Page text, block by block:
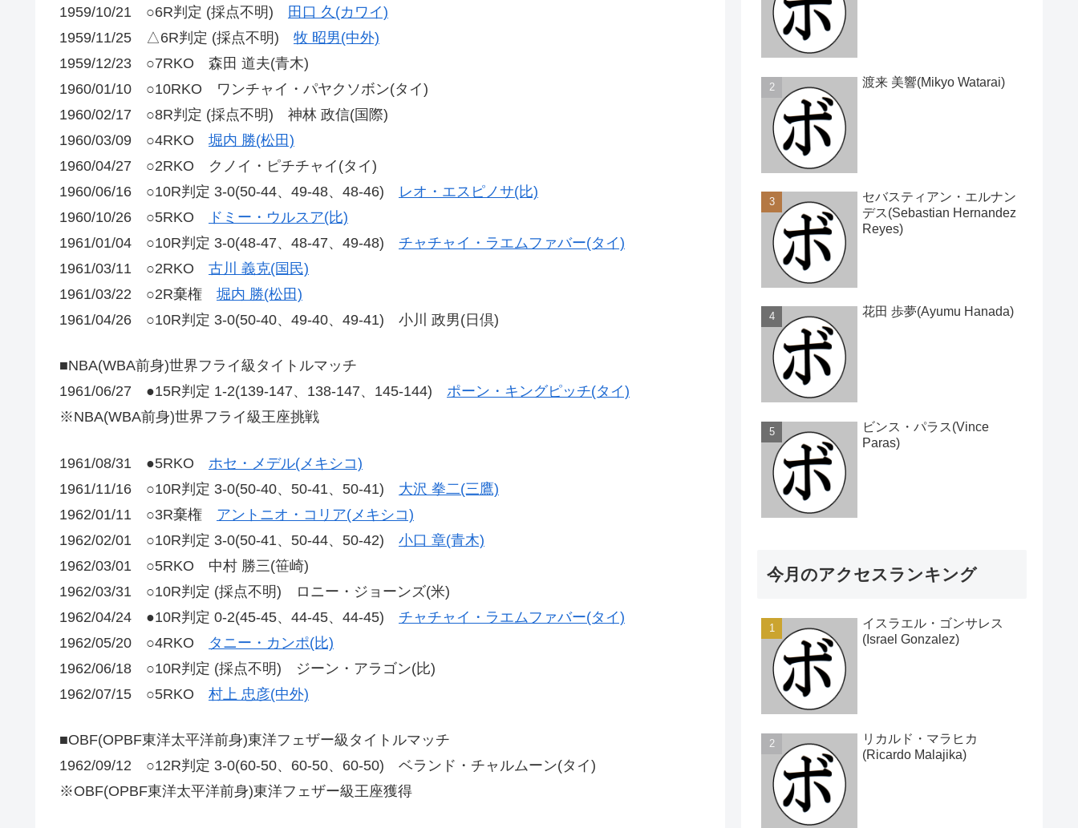
1959/10/21 ○6R判定 (採点不明)
田口 久(カワイ)
1959/11/25 △6R判定 (採点不明) 牧 昭男(中外)
1959/12/23 ○7RKO 森田 道夫(青木)
1960/01/10 ○10RKO ワンチャイ・パヤクソボン(タイ)
1960/02/17 ○8R判定 (採点不明) 神林 政信(国際)
1960/03/09 ○4RKO 堀内 勝(松田)
1960/04/27 ○2RKO クノイ・ピチチャイ(タイ)
1960/06/16 ○10R判定 3-0(50-44、49-48、48-46) レオ・エスピノサ(比)
1960/10/26 ○5RKO
ドミー・ウルスア(比)
1961/01/04 ○10R判定 3-0(48-47、48-47、49-48) チャチャイ・ラエムファバー(タイ)
1961/03/11 ○2RKO 古川 義克(国民)
1961/03/22 ○2R棄権 堀内 勝(松田)
1961/04/26 ○10R判定 3-0(50-40、49-40、49-41) 小川 政男(日倶)
■NBA(WBA前身)世界フライ級タイトルマッチ
1961/06/27 ●15R判定 1-2(139-147、138-147、145-144) ポーン・キングピッチ(タイ)
※NBA(WBA前身)世界フライ級王座挑戦
1961/08/31 ●5RKO ホセ・メデル(メキシコ)
1961/11/16 ○10R判定 3-0(50-40、50-41、50-41) 大沢 拳二(三鷹)
1962/01/11 ○3R棄権 アントニオ・コリア(メキシコ)
1962/02/01 ○10R判定 3-0(50-41、50-44、50-42) 小口 章(青木)
1962/03/01 ○5RKO 中村 勝三(笹崎)
1962/03/31 ○10R判定 (採点不明) ロニー・ジョーンズ(米)
1962/04/24 ●10R判定 0-2(45-45、44-45、44-45) チャチャイ・ラエムファバー(タイ)
1962/05/20 ○4RKO タニー・カンポ(比)
1962/06/18 ○10R判定 (採点不明) ジーン・アラゴン(比)
1962/07/15 ○5RKO 村上 忠彦(中外)
■OBF(OPBF東洋太平洋前身)東洋フェザー級タイトルマッチ
1962/09/12 ○12R判定 3-0(60-50、60-50、60-50) ベランド・チャルムーン(タイ)
※OBF(OPBF東洋太平洋前身)東洋フェザー級王座獲得
渡来 美響(Mikyo Watarai)
セバスティアン・エルナン
デス(Sebastian Hernandez
Reyes)
花田 歩夢(Ayumu Hanada)
ビンス・パラス(Vince
Paras)
今月のアクセスランキング
イスラエル・ゴンサレス
(Israel Gonzalez)
リカルド・マラヒカ
(Ricardo Malajika)